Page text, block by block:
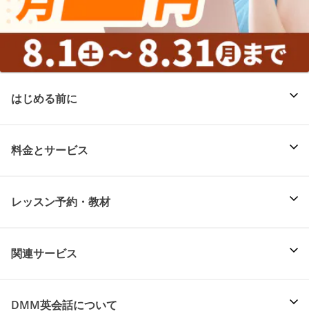
はじめる前に
料金とサービス
レッスン予約・教材
関連サービス
DMM英会話について